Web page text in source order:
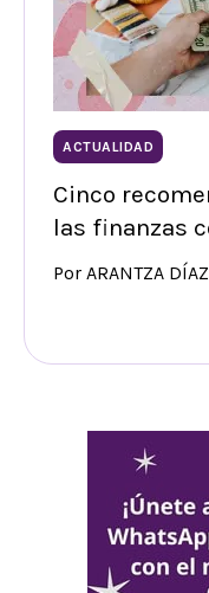
ACTUALIDAD
Cinco
las finanzas
Por ARANTZA DÍAZ